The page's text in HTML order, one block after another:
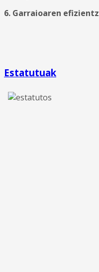
6. Garraioaren
Estatutuak